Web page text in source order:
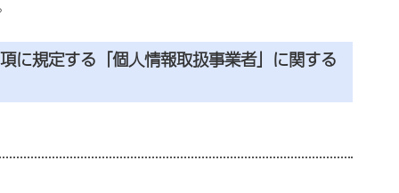
規定する「個人情報取扱事業者」に関する